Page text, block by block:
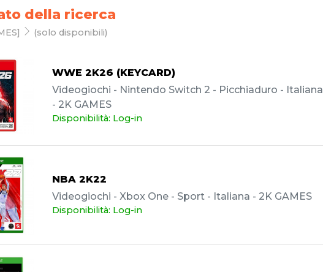
della ricerca
(solo disponibili)
WWE 2K26 (KEYCARD)
Videogiochi - Nintendo Switch 2 - Picchiaduro - Italiana
- 2K GAMES
Disponibilità: Log-in
NBA 2K22
Videogiochi - Xbox One - Sport - Italiana - 2K GAMES
Disponibilità: Log-in